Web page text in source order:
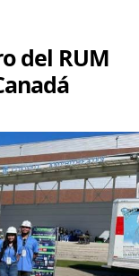
del RUM